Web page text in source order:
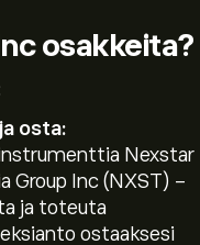
osakkeita?
osta:
Nexstar
Group Inc (NXST) -
ja toteuta
ostaaksesi